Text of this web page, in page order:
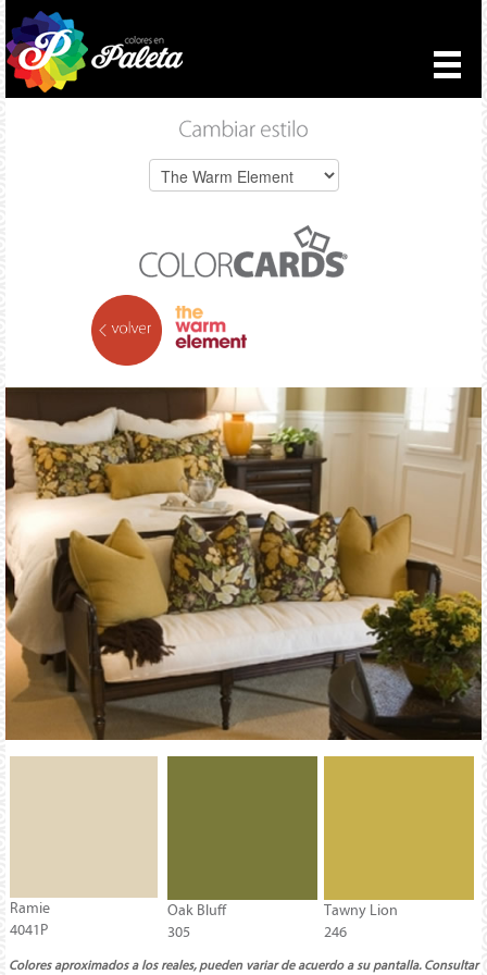
Ramie
4041P
Oak Bluff
305
Tawny Lion
246
Colores aproximados a los reales, pueden variar de acuerdo a su pantalla. Consultar